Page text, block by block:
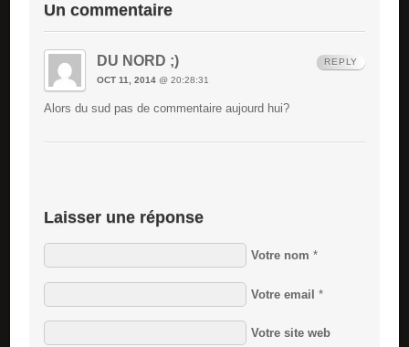
Un commentaire
DU NORD ;)
OCT 11, 2014@ 20:28:31
Alors du sud pas de commentaire aujourd hui?
REPLY
Laisser une réponse
Votre nom *
Votre email *
Votre site web